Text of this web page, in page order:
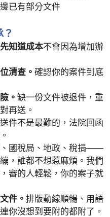
已有部分文件
知道成本不會因為增加辦
清查。 確認你的案件到底
。 缺一份文件被退件，重
再送。
送件不是最難的，法院回函
國稅局、地政、稅捐——
，誰都不想惹麻煩。我們
審的人輕鬆，你的案子就
件。 排版動線順暢、用語
你沒想到要附的都附了。